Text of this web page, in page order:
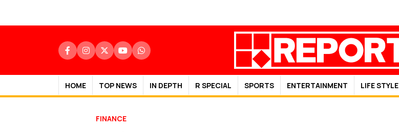
HOME TOP NEWS IN DEPTH R SPECIAL SPORTS ENTERTAINMENT LIFE STYLE
FINANCE